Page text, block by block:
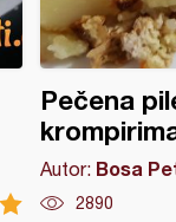
Pečena
Autor: Bosa
2890